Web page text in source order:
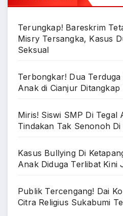
Terungkap! Bareskrim
Misry Tersangka, Kasus
Seksual
Terbongkar! Dua
Anak di Cianjur Ditangkap
Miris! Siswi SMP Di Tegal
Tindakan Tak Senonoh
Kasus Bullying Di
Anak Diduga Terlibat Kini
Publik Tercengang! Dai
Citra Religius Sukabumi